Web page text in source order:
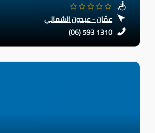
عمّان - عبدون الشمالي
(06) 593 1310